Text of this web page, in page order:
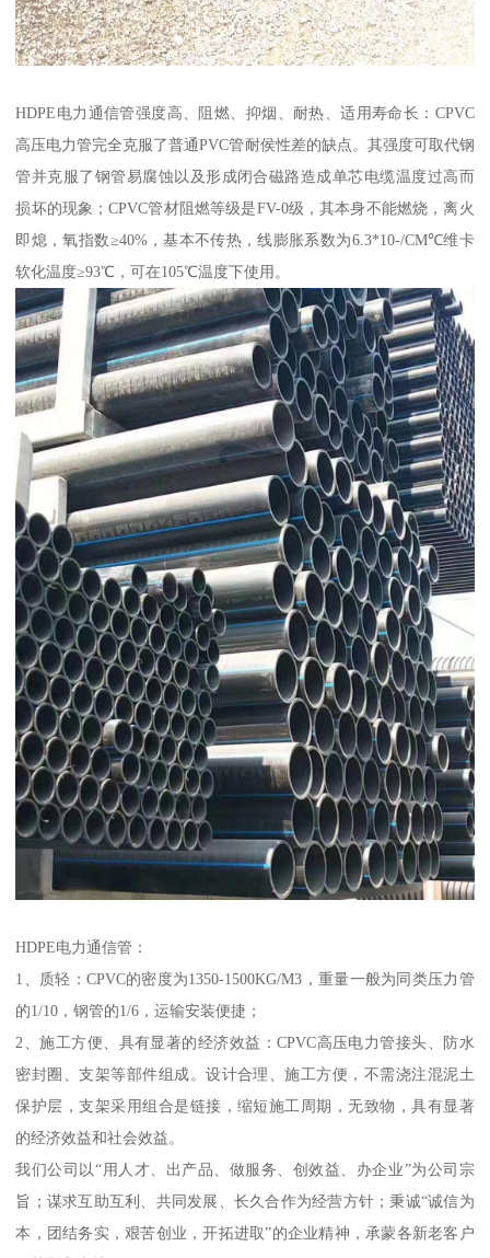
HDPE电力通信管强度高、阻燃、抑烟、耐热、适用寿命长：CPVC
高压电力管完全克服了普通PVC管耐侯性差的缺点。其强度可取代钢
管并克服了钢管易腐蚀以及形成闭合磁路造成单芯电缆温度过高而
损坏的现象；CPVC管材阻燃等级是FV-0级，其本身不能燃烧，离火
即熄，氧指数≥40%，基本不传热，线膨胀系数为6.3*10-/CM℃维卡
软化温度≥93℃，可在105℃温度下使用。
HDPE电力通信管：
1、质轻：CPVC的密度为1350-1500KG/M3，重量一般为同类压力管
的1/10，钢管的1/6，运输安装便捷；
2、施工方便、具有显著的经济效益：CPVC高压电力管接头、防水
密封圈、支架等部件组成。设计合理、施工方便，不需浇注混泥土
保护层，支架采用组合是链接，缩短施工周期，无致物，具有显著
的经济效益和社会效益。
我们公司以“用人才、出产品、做服务、创效益、办企业”为公司宗
旨；谋求互助互利、共同发展、长久合作为经营方针；秉诚“诚信为
本，团结务实，艰苦创业，开拓进取”的企业精神，承蒙各新老客户